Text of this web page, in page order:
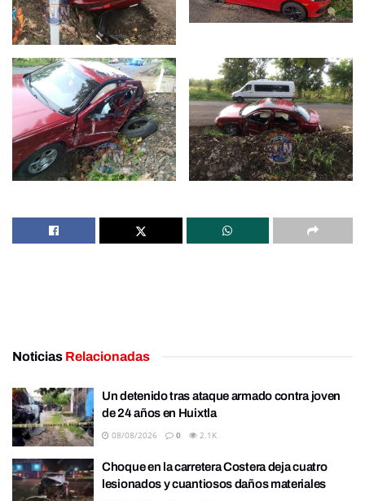
Noticias Relacionadas
Un detenido tras ataque armado contra joven
de 24 años en Huixtla
08/08/2026 0 2.1K
Choque en la carretera Costera deja cuatro
lesionados y cuantiosos daños materiales